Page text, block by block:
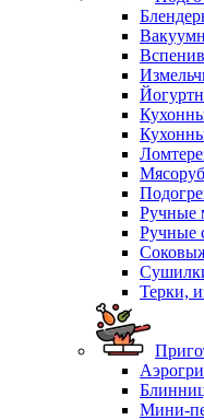
Ручные
Ручные
Терки,
Мини-